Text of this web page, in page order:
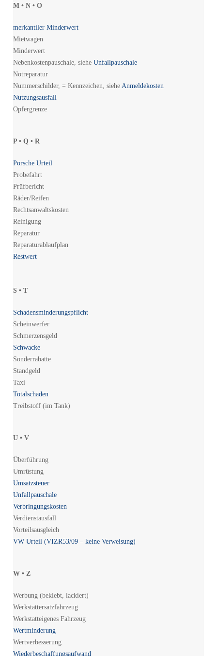
M • N • O
merkantiler Minderwert
Mietwagen
Minderwert
Nebenkostenpauschale, siehe Unfallpauschale
Notreparatur
Nummerschilder, = Kennzeichen, siehe Anmeldekosten
Nutzungsausfall
Opfergrenze
P • Q • R
Porsche Urteil
Probefahrt
Prüfbericht
Räder/Reifen
Rechtsanwaltskosten
Reinigung
Reparatur
Reparaturablaufplan
Restwert
S • T
Schadensminderungspflicht
Scheinwerfer
Schmerzensgeld
Schwacke
Sonderrabatte
Standgeld
Taxi
Totalschaden
Treibstoff (im Tank)
U • V
Überführung
Umrüstung
Umsatzsteuer
Unfallpauschale
Verbringungskosten
Verdienstausfall
Vorteilsausgleich
VW Urteil (VIZR53/09 – keine Verweisung)
W • Z
Werbung (beklebt, lackiert)
Werkstattersatzfahrzeug
Werkstatteigenes Fahrzeug
Wertminderung
Wertverbesserung
Wiederbeschaffungsaufwand